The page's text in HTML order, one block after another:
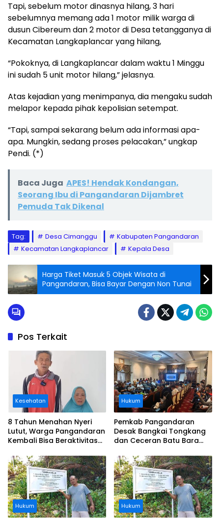
Tapi, sebelum motor dinasnya hilang, 3 hari
sebelumnya memang ada 1 motor milik warga di
dusun Cibereum dan 2 motor di Desa tetangganya di
Kecamatan Langkaplancar yang hilang,
“Pokoknya, di Langkaplancar dalam waktu 1 Minggu
ini sudah 5 unit motor hilang,” jelasnya.
Atas kejadian yang menimpanya, dia mengaku sudah
melapor kepada pihak kepolisian setempat.
“Tapi, sampai sekarang belum ada informasi apa-
apa. Mungkin, sedang proses pelacakan,” ungkap
Pendi. (*)
Baca Juga APES! Hendak Kondangan,
Seorang Ibu di Pangandaran Dijambret
Pemuda Tak Dikenal
Tag: Desa Cimanggu
Kabupaten Pangandaran
Kecamatan Langkaplancar
Kepala Desa
Harga Tiket Masuk 5 Objek Wisata di
Pangandaran, Bisa Bayar Dengan Non Tunai
Pos Terkait
Kesehatan
8 Tahun Menahan Nyeri
Lutut, Warga Pangandaran
Kembali Bisa Beraktivitas
Ditanggung BPJS
Hukum
Pemkab Pangandaran
Desak Bangkai Tongkang
dan Ceceran Batu Bara
Buruknya Koordinasi
Perusahaan
Hukum Hukum